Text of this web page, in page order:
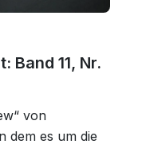
Band 11, Nr.
von
dem es um die